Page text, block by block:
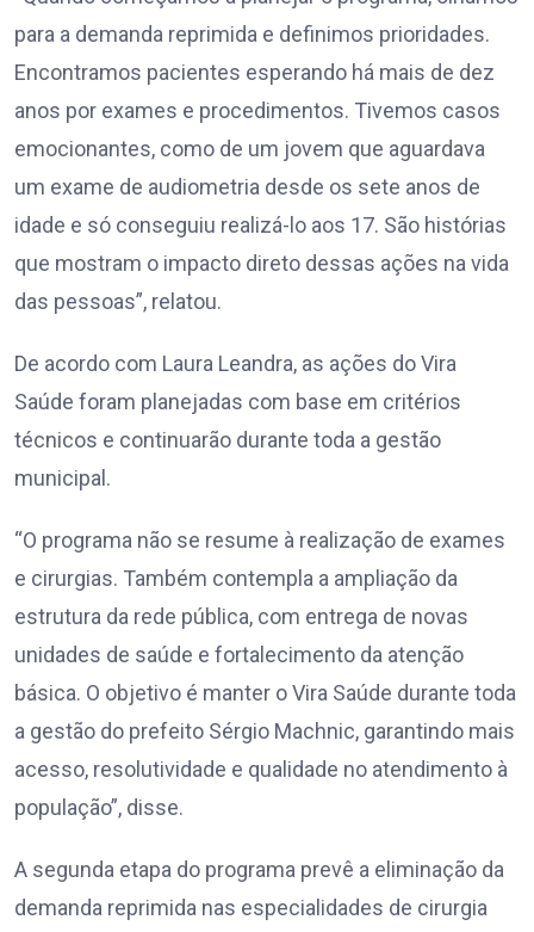
para a demanda reprimida e definimos prioridades.
Encontramos pacientes esperando há mais de dez
anos por exames e procedimentos. Tivemos casos
emocionantes, como de um jovem que aguardava
um exame de audiometria desde os sete anos de
idade e só conseguiu realizá-lo aos 17. São histórias
que mostram o impacto direto dessas ações na vida
das pessoas”, relatou.
De acordo com Laura Leandra, as ações do Vira
Saúde foram planejadas com base em critérios
técnicos e continuarão durante toda a gestão
municipal.
“O programa não se resume à realização de exames
e cirurgias. Também contempla a ampliação da
estrutura da rede pública, com entrega de novas
unidades de saúde e fortalecimento da atenção
básica. O objetivo é manter o Vira Saúde durante toda
a gestão do prefeito Sérgio Machnic, garantindo mais
acesso, resolutividade e qualidade no atendimento à
população”, disse.
A segunda etapa do programa prevê a eliminação da
demanda reprimida nas especialidades de cirurgia